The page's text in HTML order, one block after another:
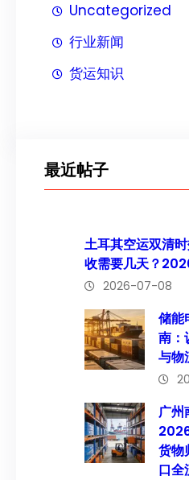
Uncategorized
行业新闻
货运知识
最近帖子
土耳其空运双清
收需要几天？
2026-07-08
储能
南：
与物
广州
货物
口全